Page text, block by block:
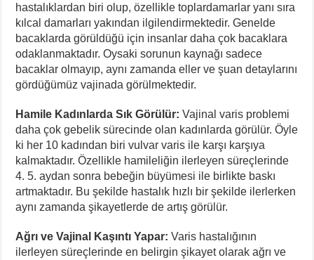
hastalıklardan biri olup, özellikle toplardamarlar yanı sıra
kılcal damarları yakından ilgilendirmektedir. Genelde
bacaklarda görüldüğü için insanlar daha çok bacaklara
odaklanmaktadır. Oysaki sorunun kaynağı sadece
bacaklar olmayıp, aynı zamanda eller ve şuan detaylarını
gördüğümüz vajinada görülmektedir.
Hamile Kadınlarda Sık Görülür: Vajinal varis problemi
daha çok gebelik sürecinde olan kadınlarda görülür. Öyle
ki her 10 kadından biri vulvar varis ile karşı karşıya
kalmaktadır. Özellikle hamileliğin ilerleyen süreçlerinde
4. 5. aydan sonra bebeğin büyümesi ile birlikte baskı
artmaktadır. Bu şekilde hastalık hızlı bir şekilde ilerlerken
aynı zamanda şikayetlerde de artış görülür.
Ağrı ve Vajinal Kaşıntı Yapar: Varis hastalığının
ilerleyen süreçlerinde en belirgin şikayet olarak ağrı ve